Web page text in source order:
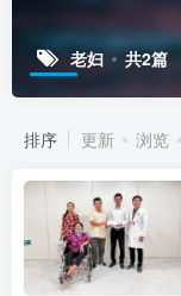
老妇 共2篇
排序 更新 浏览